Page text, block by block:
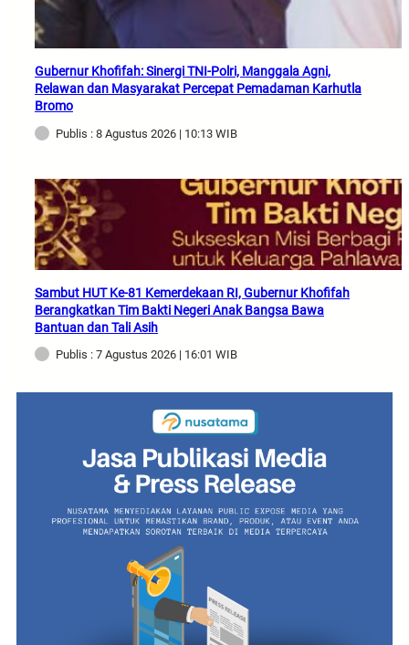
Gubernur Khofifah: Sinergi TNI-Polri, Manggala Agni,
Relawan dan Masyarakat Percepat Pemadaman Karhutla
Bromo
Publis : 8 Agustus 2026 | 10:13 WIB
Sambut HUT Ke-81 Kemerdekaan RI, Gubernur Khofifah
Berangkatkan Tim Bakti Negeri Anak Bangsa Bawa
Bantuan dan Tali Asih
Publis : 7 Agustus 2026 | 16:01 WIB